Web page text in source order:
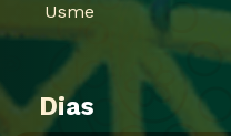
Usme
Dias